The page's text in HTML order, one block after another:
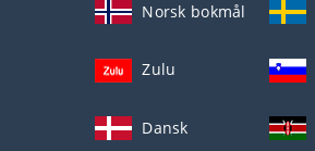
Norsk bokmål
Zulu
Dansk